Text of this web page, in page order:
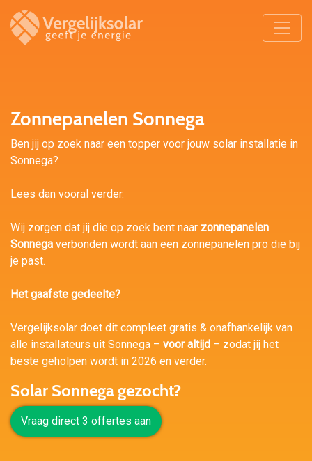
Zonnepanelen Sonnega
Ben jij op zoek naar een topper voor jouw solar installatie in
Sonnega?
Lees dan vooral verder.
Wij zorgen dat jij die op zoek bent naar zonnepanelen
Sonnega verbonden wordt aan een zonnepanelen pro die bij
je past.
Het gaafste gedeelte?
Vergelijksolar doet dit compleet gratis & onafhankelijk van
alle installateurs uit Sonnega – voor altijd – zodat jij het
beste geholpen wordt in 2026 en verder.
Solar Sonnega gezocht?
Vraag direct 3 offertes aan